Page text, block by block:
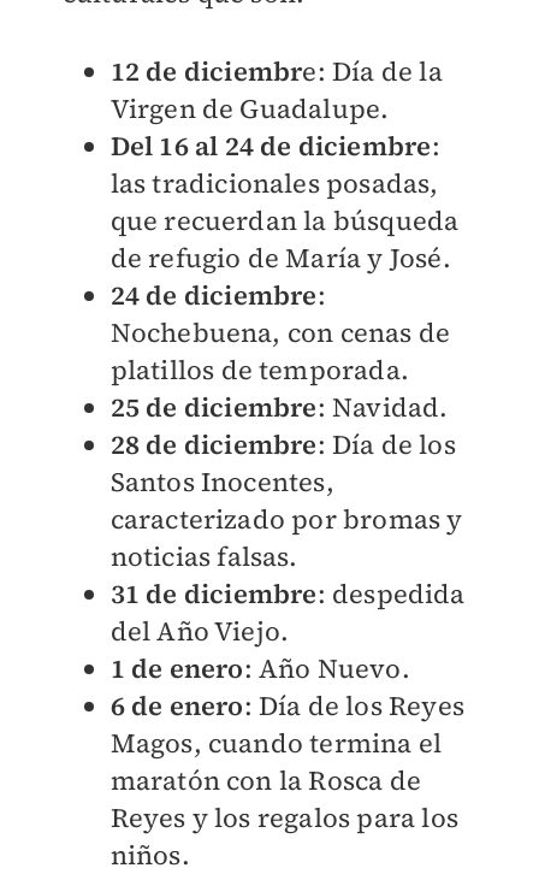
12 de diciembre: Día de la
Virgen de Guadalupe.
Del 16 al 24 de diciembre:
las tradicionales posadas,
que recuerdan la búsqueda
de refugio de María y José.
24 de diciembre:
Nochebuena, con cenas de
platillos de temporada.
25 de diciembre: Navidad.
28 de diciembre: Día de los
Santos Inocentes,
caracterizado por bromas y
noticias falsas.
31 de diciembre: despedida
del Año Viejo.
1 de enero: Año Nuevo.
6 de enero: Día de los Reyes
Magos, cuando termina el
maratón con la Rosca de
Reyes y los regalos para los
niños.